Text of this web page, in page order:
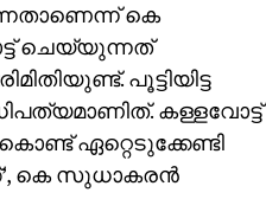
കെ
ചെയ്യുന്നത്
പൂട്ടിയിട്ട
കള്ളവോട്ട്
ഏറ്റെടുക്കേണ്ടി
കെ സുധാകരന്‍